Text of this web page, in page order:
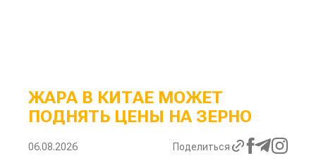
ЖАРА В КИТАЕ МОЖЕТ
ПОДНЯТЬ ЦЕНЫ НА ЗЕРНО
06.08.2026 Поделиться